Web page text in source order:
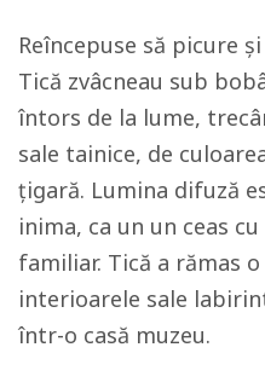
Reîncepuse să picure
Tică zvâcneau sub
întors de la lume,
sale tainice, de
țigară. Lumina difuză
inima, ca un un ceas
familiar. Tică a rămas
interioarele sale
într-o casă muzeu.